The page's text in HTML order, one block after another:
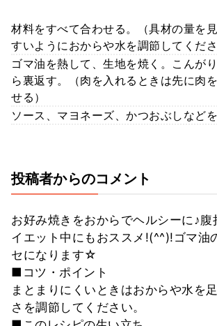
材料をすべて合わせる。（具材の量を
すいようにおからや水を調節してくださ
ゴマ油を熱して、生地を焼く。こんが
ら裏返す。（肉を入れるときは先に肉
せる）
ソース、マヨネーズ、かつおぶしなど
投稿者からのコメント
お好み焼きをおからでヘルシーに♪腹
イエット中にもおススメ!(^^)!ゴマ油
セになります☆
■コツ・ポイント
まとまりにくいときはおからや水を
さを調節してください。